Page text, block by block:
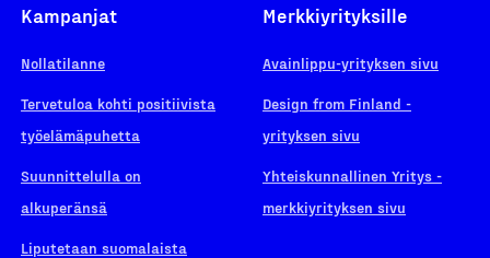
Kampanjat
Nollatilanne
Tervetuloa kohti positiivista
työelämäpuhetta
Suunnittelulla on
alkuperänsä
Liputetaan suomalaista
Merkkiyrityksille
Avainlippu-yrityksen sivu
Design from Finland -
yrityksen sivu
Yhteiskunnallinen Yritys -
merkkiyrityksen sivu